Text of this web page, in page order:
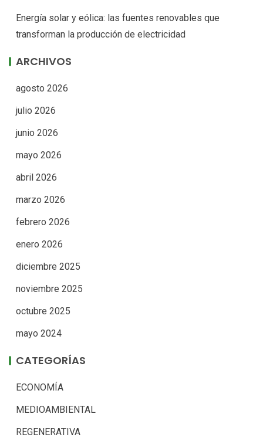
Energía solar y eólica: las fuentes renovables que
transforman la producción de electricidad
ARCHIVOS
agosto 2026
julio 2026
junio 2026
mayo 2026
abril 2026
marzo 2026
febrero 2026
enero 2026
diciembre 2025
noviembre 2025
octubre 2025
mayo 2024
CATEGORÍAS
ECONOMÍA
MEDIOAMBIENTAL
REGENERATIVA